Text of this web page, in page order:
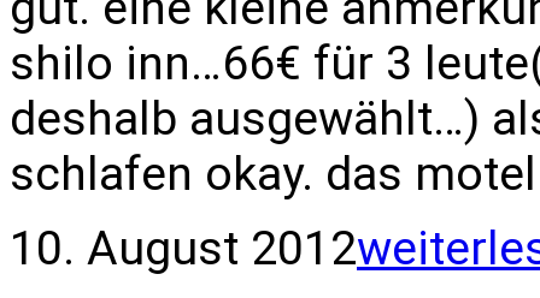
shilo inn…66€ für 3
deshalb ausgewählt…)
schlafen okay. das
10. August 2012